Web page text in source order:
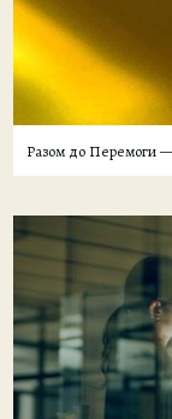
Разом до Перемоги —